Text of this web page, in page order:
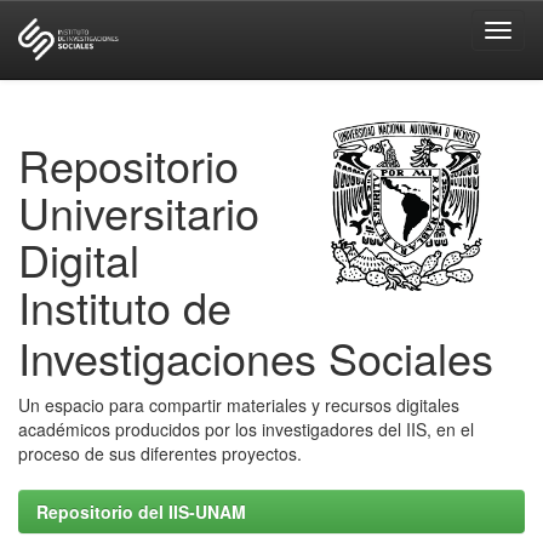
Repositorio
Universitario
Digital
Instituto de
Investigaciones Sociales
Un espacio para compartir materiales y recursos digitales
académicos producidos por los investigadores del IIS, en el
proceso de sus diferentes proyectos.
Repositorio del IIS-UNAM